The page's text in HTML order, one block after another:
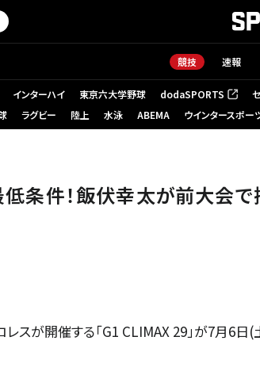
競技 速報
インターハイ 東京六大学野球 dodaSPORTS
（新しいタブで開く）
ラグビー 陸上 水泳 ABEMA ウインタースポー
条件！飯伏幸太が前大会
スが開催する「G1 CLIMAX 29」が7月6日(